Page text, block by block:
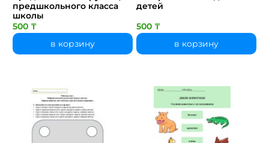
предшкольного класса
школы
500 ₸
в корзину
детей
500 ₸
в корзину